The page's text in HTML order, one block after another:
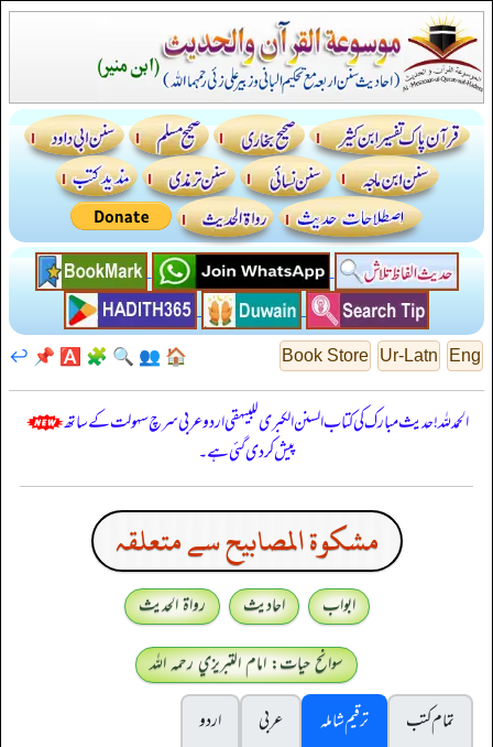
Eng
Ur-Latn
Book Store
🏠
👥
🔍
🧩
🅰️
📌
↩️
الحمدللہ! حدیث مبارک کی کتاب السنن الكبرى للبيهقي اردو عربی سرچ سہولت کے ساتھ
پیش کر دی گئی ہے۔
مشكوة المصابيح سے متعلقہ
ابواب احادیث
رواۃ الحدیث
سوانح حیات: امام التبريزي رحمہ اللہ
تمام کتب
ترقیم شاملہ عربی
اردو